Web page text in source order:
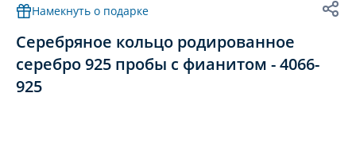
Намекнуть о подарке
Серебряное кольцо родированное
серебро 925 пробы с фианитом - 4066-
925